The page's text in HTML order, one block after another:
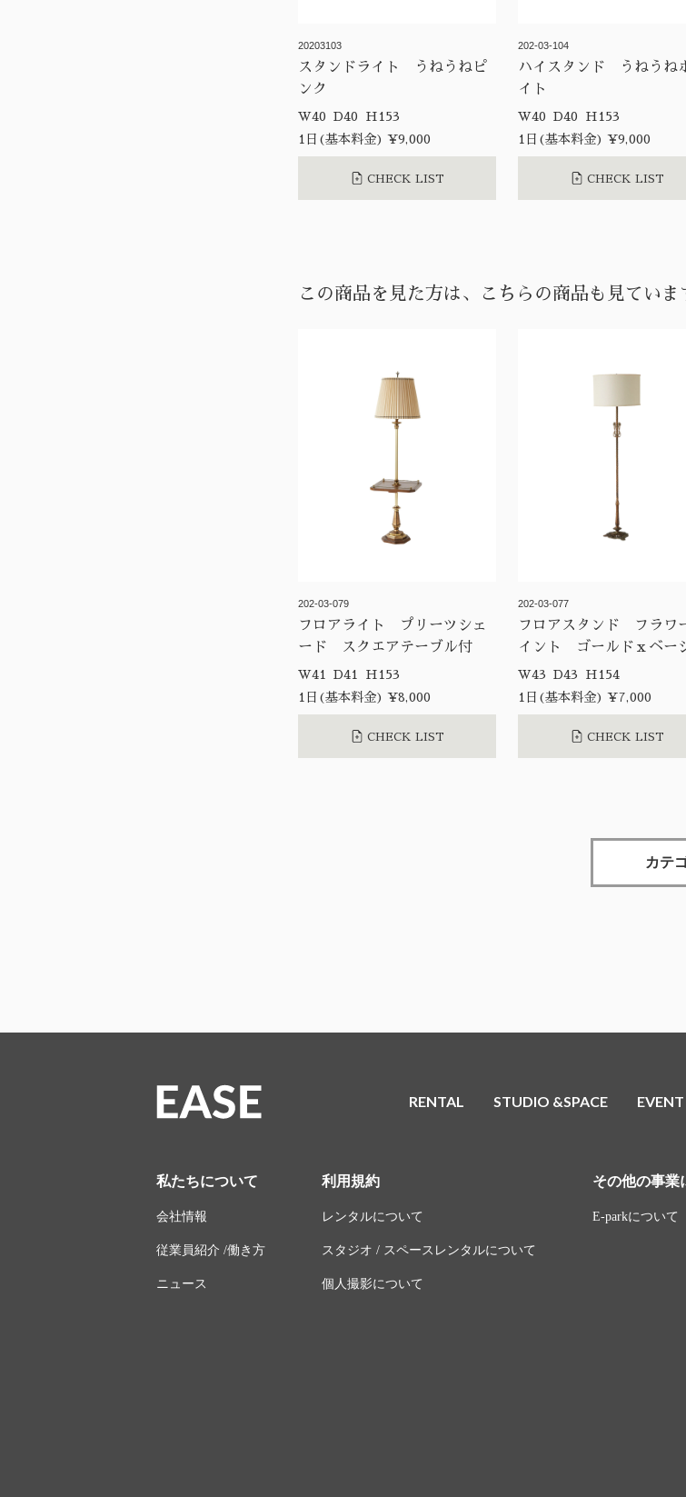
20203103
スタンドライト うねうねピ
ンク
W40 D40 H153
1日(基本料金) ¥9,000
CHECK LIST
202-03-104
ハイスタンド うねうね
イト
W40 D40 H153
1日(基本料金) ¥9,000
CHECK LIST
この商品を見た方は、こちらの商品も見ていま
202-03-079
フロアライト プリーツシェ
ード スクエアテーブル付
W41 D41 H153
1日(基本料金) ¥8,000
CHECK LIST
202-03-077
フロアスタンド フラワ
イント ゴールドｘベー
シェード
W43 D43 H154
1日(基本料金) ¥7,000
CHECK LIST
カテ
RENTAL STUDIO &SPACE EVENT
私たちについて
会社情報
従業員紹介 /働き方
ニュース
利用規約
レンタルについて
スタジオ / スペースレンタルについて
個人撮影について
その他の事業
E-parkについて